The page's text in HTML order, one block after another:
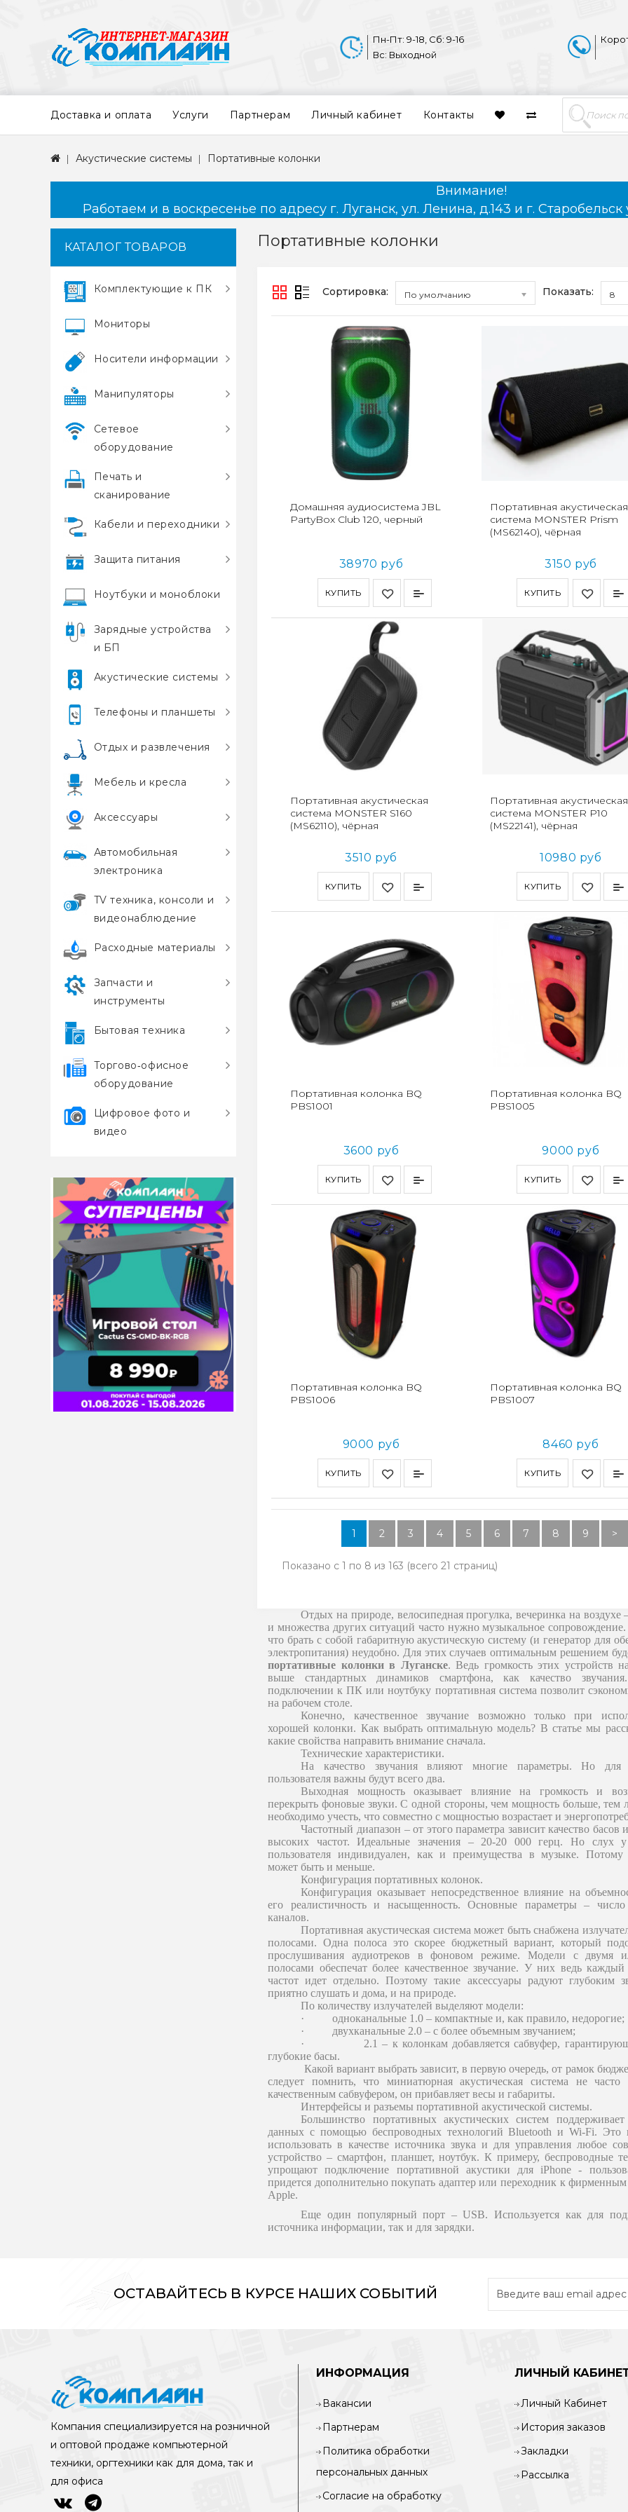
Пн-Пт: 9-18, Сб: 9-16
Вс: Выходной
Доставка и оплата Услуги Партнерам Личный кабинет Контакты
Акустические системы Портативные колонки
Внимание!
Работаем и в воскресенье по адресу г. Луганск, ул. Ленина, д.143 и г.
КАТАЛОГ ТОВАРОВ
Комплектующие к ПК
Мониторы
Носители информации
Манипуляторы
Сетевое
оборудование
Печать и
сканирование
Кабели и переходники
Защита питания
Ноутбуки и моноблоки
Зарядные устройства
и БП
Акустические системы
Телефоны и планшеты
Отдых и развлечения
Мебель и кресла
Аксессуары
Автомобильная
электроника
TV техника, консоли и
видеонаблюдение
Расходные материалы
Запчасти и
инструменты
Бытовая техника
Торгово‑офисное
оборудование
Цифровое фото и
видео
Портативные колонки
Сортировка: По умолчанию Показать: 8
КУПИТЬ
Домашняя аудиосистема JBL
PartyBox Club 120, черный
38970 руб
КУПИТЬ
Портативная акустическая
система MONSTER Prism
(MS62140), чёрная
3150 руб
КУПИТЬ
Портативная акустическая
система MONSTER S160
(MS62110), чёрная
3510 руб
КУПИТЬ
Портативная акустическая
система MONSTER Р10
(MS22141), чёрная
10980 руб
КУПИТЬ
Портативная колонка BQ
PBS1001
3600 руб
КУПИТЬ
Портативная колонка BQ
PBS1005
9000 руб
КУПИТЬ
Портативная колонка BQ
PBS1006
9000 руб
КУПИТЬ
Портативная колонка BQ
PBS1007
8460 руб
1 2 3 4 5 6 7 8 9 >
Показано с 1 по 8 из 163 (всего 21 страниц)
Отдых на природе, велосипедная прогулка, вечеринка на воздухе
и множества других ситуаций часто нужно музыкальное
что брать с собой габаритную акустическую систему (и генератор для
электропитания) неудобно. Для этих случаев оптимальным решением
портативные колонки в Луганске. Ведь громкость этих устройств
выше стандартных динамиков смартфона, как качество
подключении к ПК или ноутбуку портативная система позволит
на рабочем столе.
Конечно, качественное звучание возможно только при
хорошей колонки. Как выбрать оптимальную модель? В статье мы
какие свойства направить внимание сначала.
Технические характеристики.
На качество звучания влияют многие параметры. Но для
пользователя важны будут всего два.
Выходная мощность оказывает влияние на громкость и
перекрыть фоновые звуки. С одной стороны, чем мощность больше, тем
необходимо учесть, что совместно с мощностью возрастает и
Частотный диапазон – от этого параметра зависит качество басов
высоких частот. Идеальные значения – 20-20 000 герц. Но слух
пользователя индивидуален, как и преимущества в музыке. Потому
может быть и меньше.
Конфигурация портативных колонок.
Конфигурация оказывает непосредственное влияние на
его реалистичность и насыщенность. Основные параметры –
каналов.
Портативная акустическая система может быть снабжена
полосами. Одна полоса это скорее бюджетный вариант, который
прослушивания аудиотреков в фоновом режиме. Модели с двумя
полосами обеспечат более качественное звучание. У них ведь каждый
частот идет отдельно. Поэтому такие аксессуары радуют глубоким
приятно слушать и дома, и на природе.
По количеству излучателей выделяют модели:
·
одноканальные 1.0 – компактные и, как правило, недорогие;
·
двухканальные 2.0 – с более объемным звучанием;
·
2.1 – к колонкам добавляется сабвуфер,
глубокие басы.
Какой вариант выбрать зависит, в первую очередь, от рамок
следует помнить, что миниатюрная акустическая система не часто
качественным сабвуфером, он прибавляет весы и габариты.
Интерфейсы и разъемы портативной акустической системы.
Большинство портативных акустических систем поддерживает
данных с помощью беспроводных технологий Bluetooth и Wi-Fi. Это
использовать в качестве источника звука и для управления любое
устройство – смартфон, планшет, ноутбук. К примеру, беспроводные
упрощают подключение портативной акустики для iPhone -
придется дополнительно покупать адаптер или переходник к
Apple.
Еще один популярный порт – USB. Используется как для
источника информации, так и для зарядки.
ОСТАВАЙТЕСЬ В КУРСЕ НАШИХ СОБЫТИЙ
Компания специализируется на розничной
и оптовой продаже компьютерной
техники, оргтехники как для дома, так и
для офиса
ИНФОРМАЦИЯ
Вакансии
Партнерам
Политика обработки
персональных данных
Согласие на обработку
ЛИЧНЫЙ
Личный Кабинет
История заказов
Закладки
Рассылка